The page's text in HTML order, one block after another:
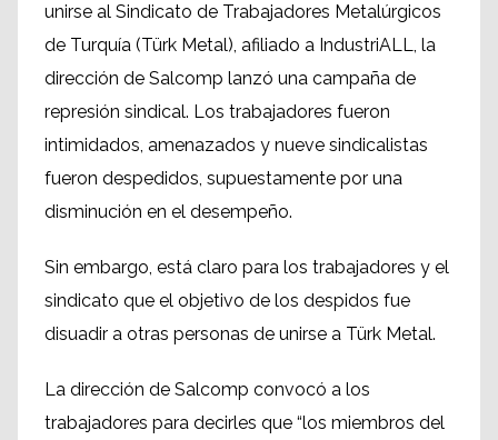
unirse al Sindicato de Trabajadores Metalúrgicos
de Turquía (Türk Metal), afiliado a IndustriALL, la
dirección de Salcomp lanzó una campaña de
represión sindical. Los trabajadores fueron
intimidados, amenazados y nueve sindicalistas
fueron despedidos, supuestamente por una
disminución en el desempeño.
Sin embargo, está claro para los trabajadores y el
sindicato que el objetivo de los despidos fue
disuadir a otras personas de unirse a Türk Metal.
La dirección de Salcomp convocó a los
trabajadores para decirles que “los miembros del